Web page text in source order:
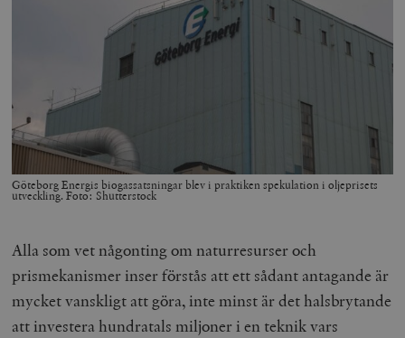
Göteborg Energis biogassatsningar blev i praktiken spekulation i oljeprisets
utveckling. Foto: Shutterstock
Alla som vet någonting om naturresurser och
prismekanismer inser förstås att ett sådant antagande är
mycket vanskligt att göra, inte minst är det halsbrytande
att investera hundratals miljoner i en teknik vars